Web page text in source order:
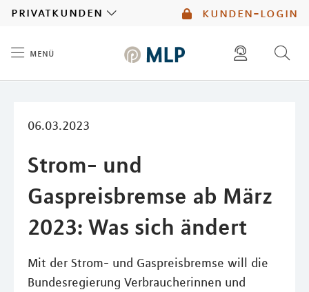
kunden-login
privatkunden
menü
06.03.2023
Strom- und
Gaspreisbremse ab März
2023: Was sich ändert
Mit der Strom- und Gaspreisbremse will die
Bundesregierung Verbraucherinnen und